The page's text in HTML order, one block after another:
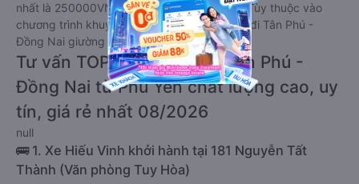
nhất là 250000VND của hãng xe Hiếu Vinh. Tùy thuộc vào
chương trình khuyến mãi, giá vé Xe Phú Yên đi Tân Phú -
Đồng Nai giường nằm này có thể sẽ rẻ hơn.
Tư vấn TOP 1 xe khách đi Tân Phú -
Đồng Nai từ Phú Yên chất lượng cao, uy
tín, giá rẻ nhất 08/2026
null
🚌 1. Xe Hiếu Vinh khởi hành tại 181 Nguyễn Tất
Thành (Văn phòng Tuy Hòa)